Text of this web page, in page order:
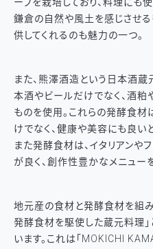
鎌倉の自然や風土を感じさせ
供してくれるのも魅力の一つ。
また、熊澤酒造という日本酒蔵
本酒やビールだけでなく、酒
ものを使用。これらの発酵食材
けでなく、健康や美容にも良い
また発酵食材は、イタリアンや
が良く、創作性豊かなメニュー
地元産の食材と発酵食材を組み
発酵食材を駆使した蔵元料理」
います。これは「MOKICHI